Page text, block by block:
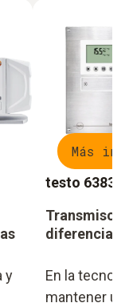
y
Más
testo 6383
diferencial
En la
mantener